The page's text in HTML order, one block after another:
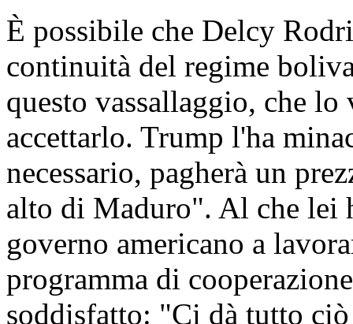
È possibile che Delcy
continuità del regime
questo vassallaggio, che
accettarlo. Trump l'ha
necessario, pagherà un
alto di Maduro". Al che
governo americano a
programma di
soddisfatto: "Ci dà tutto